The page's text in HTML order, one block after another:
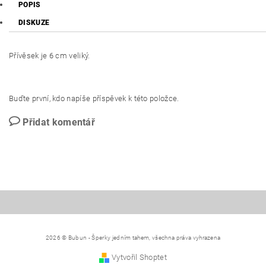
POPIS
DISKUZE
Přívěsek je 6 cm veliký.
Buďte první, kdo napíše příspěvek k této položce.
Přidat komentář
2026 © Bubun - Šperky jedním tahem, všechna práva vyhrazena
Vytvořil Shoptet